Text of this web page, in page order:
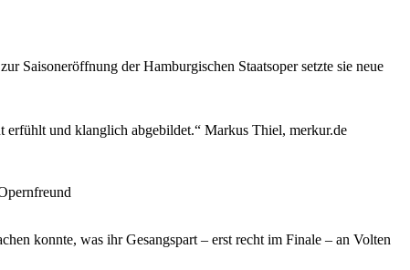
zur Saisoneröffnung der Hamburgischen Staatsoper setzte sie neue
erfühlt und klanglich abgebildet.“ Markus Thiel, merkur.de
konnte, was ihr Gesangspart – erst recht im Finale – an Volten